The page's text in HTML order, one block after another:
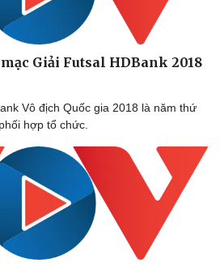
Đời sống
Nhà đẹp
Blog
Tình yêu - Gia đình
Giải Futsal HDBank 2018
Vô địch Quốc gia 2018 là năm thứ
hợp tổ chức.